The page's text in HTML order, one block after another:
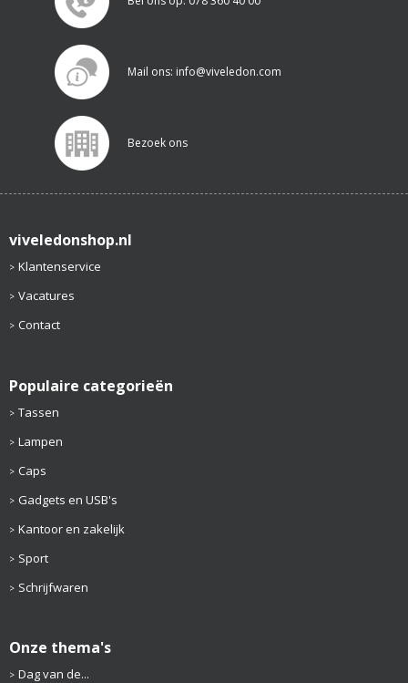
Mail ons: info@viveledon.com
Bezoek ons
viveledonshop.nl
Klantenservice
Vacatures
Contact
Populaire categorieën
Tassen
Lampen
Caps
Gadgets en USB's
Kantoor en zakelijk
Sport
Schrijfwaren
Onze thema's
Dag van de...